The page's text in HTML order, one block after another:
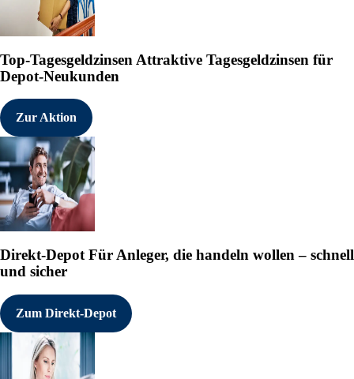
Top-Tagesgeldzinsen Attraktive Tagesgeldzinsen für
Depot-Neukunden
Zur Aktion
Direkt-Depot Für Anleger, die handeln wollen – schnell
und sicher
Zum Direkt-Depot